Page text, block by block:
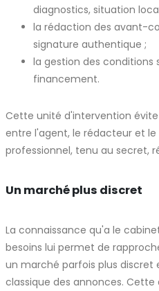
diagnostics, situation
la rédaction des avant-
signature authentique ;
la gestion des conditions
financement.
Cette unité d'intervention
entre l'agent, le rédacteur et le
professionnel, tenu au secret,
Un marché plus discret
La connaissance qu'a le
besoins lui permet de
un marché parfois plus
classique des annonces. Cette